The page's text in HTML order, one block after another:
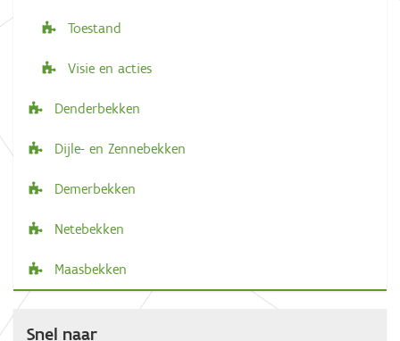
Toestand
Visie en acties
Denderbekken
Dijle- en Zennebekken
Demerbekken
Netebekken
Maasbekken
Snel naar